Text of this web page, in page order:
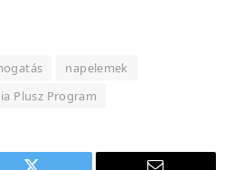
napelemek
Plusz Program